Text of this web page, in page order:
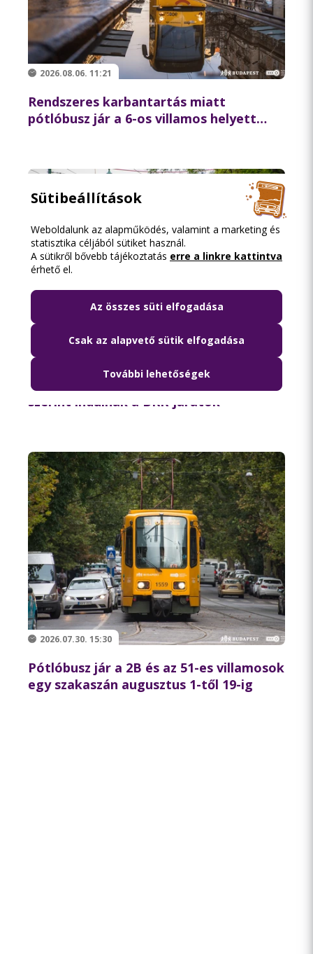
2026.08.06. 11:21
Rendszeres karbantartás miatt
pótlóbusz jár a 6-os villamos helyett
Szombaton a munkanapi menetrend
szerint indulnak a BKK-járatok
2026.07.30. 15:30
Pótlóbusz jár a 2B és az 51-es villamosok
egy szakaszán augusztus 1-től 19-ig
Sütibeállítások
Weboldalunk az alapműködés, valamint a marketing és
statisztika céljából sütiket használ.
A sütikről bővebb tájékoztatás erre a linkre kattintva
érhető el.
Az összes süti elfogadása
Csak az alapvető sütik elfogadása
További lehetőségek